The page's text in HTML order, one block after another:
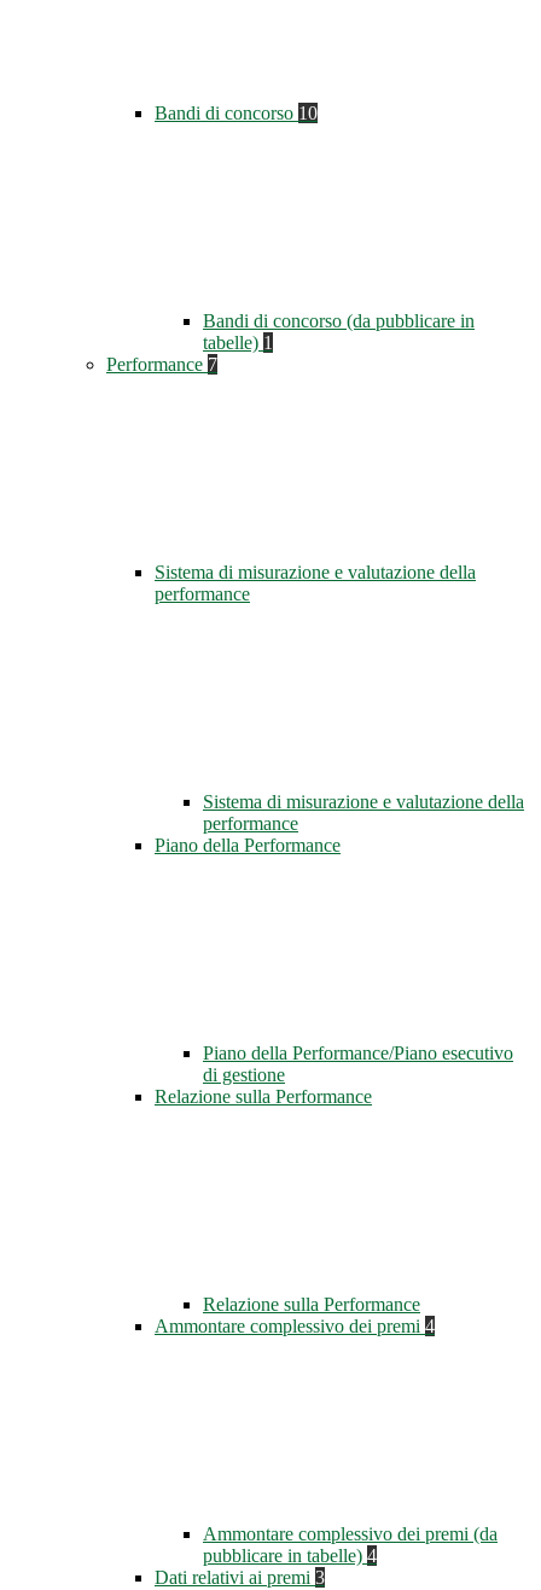
Bandi di concorso 10
Bandi di concorso (da pubblicare in
tabelle) 1
Performance 7
Sistema di misurazione e valutazione della
performance
Sistema di misurazione e valutazione della
performance
Piano della Performance
Piano della Performance/Piano esecutivo
di gestione
Relazione sulla Performance
Relazione sulla Performance
Ammontare complessivo dei premi 4
Ammontare complessivo dei premi (da
pubblicare in tabelle) 4
Dati relativi ai premi 3